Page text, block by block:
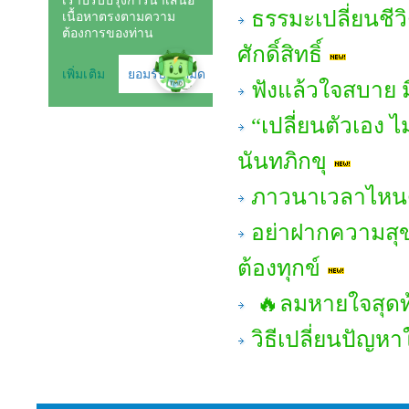
ธรรมะเปลี่ยนชี
ศักดิ์สิทธิ์
ฟังแล้วใจสบาย
“เปลี่ยนตัวเอง
นันทภิกขุ
ภาวนาเวลาไห
อย่าฝากความสุ
ต้องทุกข์
🔥ลมหายใจสุ
วิธีเปลี่ยนปัญห